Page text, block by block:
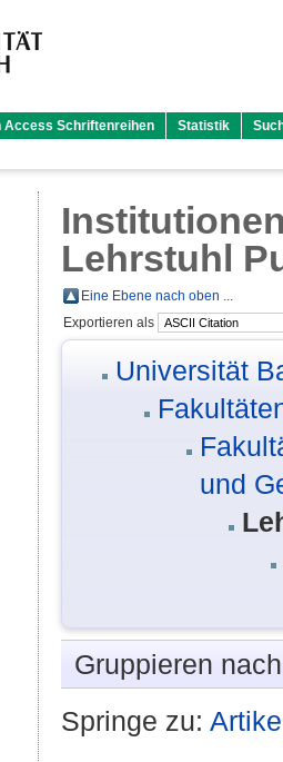
Access Schriftenreihen Statistik
Lehrstuhl
Eine Ebene nach oben ...
Exportieren als
Universität
und
Gruppieren
Springe zu: